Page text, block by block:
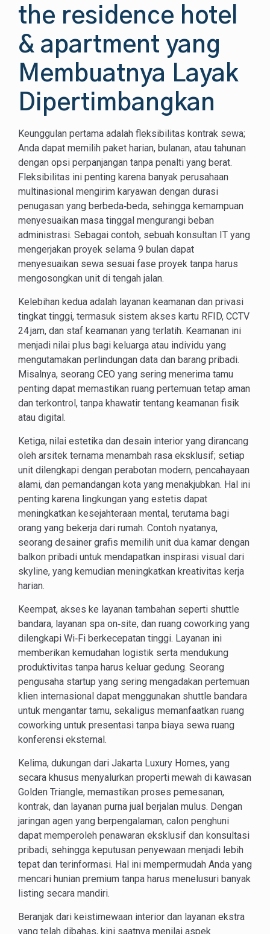
the residence hotel
& apartment yang
Membuatnya Layak
Dipertimbangkan
Keunggulan pertama adalah fleksibilitas kontrak sewa;
Anda dapat memilih paket harian, bulanan, atau tahunan
dengan opsi perpanjangan tanpa penalti yang berat.
Fleksibilitas ini penting karena banyak perusahaan
multinasional mengirim karyawan dengan durasi
penugasan yang berbeda‑beda, sehingga kemampuan
menyesuaikan masa tinggal mengurangi beban
administrasi. Sebagai contoh, sebuah konsultan IT yang
mengerjakan proyek selama 9 bulan dapat
menyesuaikan sewa sesuai fase proyek tanpa harus
mengosongkan unit di tengah jalan.
Kelebihan kedua adalah layanan keamanan dan privasi
tingkat tinggi, termasuk sistem akses kartu RFID, CCTV
24 jam, dan staf keamanan yang terlatih. Keamanan ini
menjadi nilai plus bagi keluarga atau individu yang
mengutamakan perlindungan data dan barang pribadi.
Misalnya, seorang CEO yang sering menerima tamu
penting dapat memastikan ruang pertemuan tetap aman
dan terkontrol, tanpa khawatir tentang keamanan fisik
atau digital.
Ketiga, nilai estetika dan desain interior yang dirancang
oleh arsitek ternama menambah rasa eksklusif; setiap
unit dilengkapi dengan perabotan modern, pencahayaan
alami, dan pemandangan kota yang menakjubkan. Hal ini
penting karena lingkungan yang estetis dapat
meningkatkan kesejahteraan mental, terutama bagi
orang yang bekerja dari rumah. Contoh nyatanya,
seorang desainer grafis memilih unit dua kamar dengan
balkon pribadi untuk mendapatkan inspirasi visual dari
skyline, yang kemudian meningkatkan kreativitas kerja
harian.
Keempat, akses ke layanan tambahan seperti shuttle
bandara, layanan spa on‑site, dan ruang coworking yang
dilengkapi Wi‑Fi berkecepatan tinggi. Layanan ini
memberikan kemudahan logistik serta mendukung
produktivitas tanpa harus keluar gedung. Seorang
pengusaha startup yang sering mengadakan pertemuan
klien internasional dapat menggunakan shuttle bandara
untuk mengantar tamu, sekaligus memanfaatkan ruang
coworking untuk presentasi tanpa biaya sewa ruang
konferensi eksternal.
Kelima, dukungan dari Jakarta Luxury Homes, yang
secara khusus menyalurkan properti mewah di kawasan
Golden Triangle, memastikan proses pemesanan,
kontrak, dan layanan purna jual berjalan mulus. Dengan
jaringan agen yang berpengalaman, calon penghuni
dapat memperoleh penawaran eksklusif dan konsultasi
pribadi, sehingga keputusan penyewaan menjadi lebih
tepat dan terinformasi. Hal ini mempermudah Anda yang
mencari hunian premium tanpa harus menelusuri banyak
listing secara mandiri.
Beranjak dari keistimewaan interior dan layanan ekstra
yang telah dibahas, kini saatnya menilai aspek